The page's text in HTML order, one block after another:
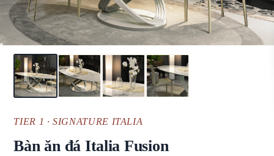
TIER 1 · SIGNATURE ITALIA
Bàn ăn đá Italia Fusion